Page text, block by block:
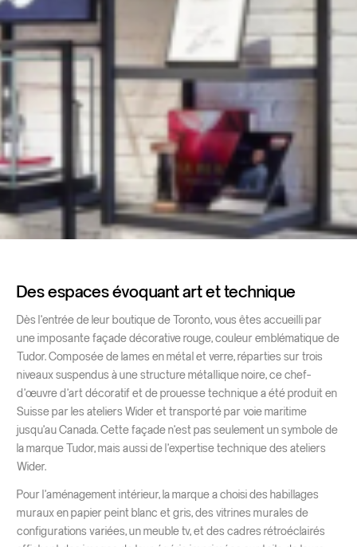
Des espaces évoquant art et technique
Dès l’entrée de leur boutique de Toronto, vous êtes accueilli par
une imposante façade décorative rouge, couleur emblématique de
Tudor. Composée de lames en métal et verre, réparties sur trois
niveaux suspendus à une structure métallique noire, ce chef-
d’œuvre d’art décoratif et de prouesse technique a été produit en
Suisse par les ateliers Wider et transporté par voie maritime
jusqu’au Canada. Cette façade n’est pas seulement un symbole de
la marque Tudor, mais aussi de l’expertise technique des ateliers
Wider.
Pour l’aménagement intérieur, la marque a choisi des habillages
muraux en papier peint blanc et gris, des vitrines murales de
configurations variées, un meuble tv, et des cadres rétroéclairés